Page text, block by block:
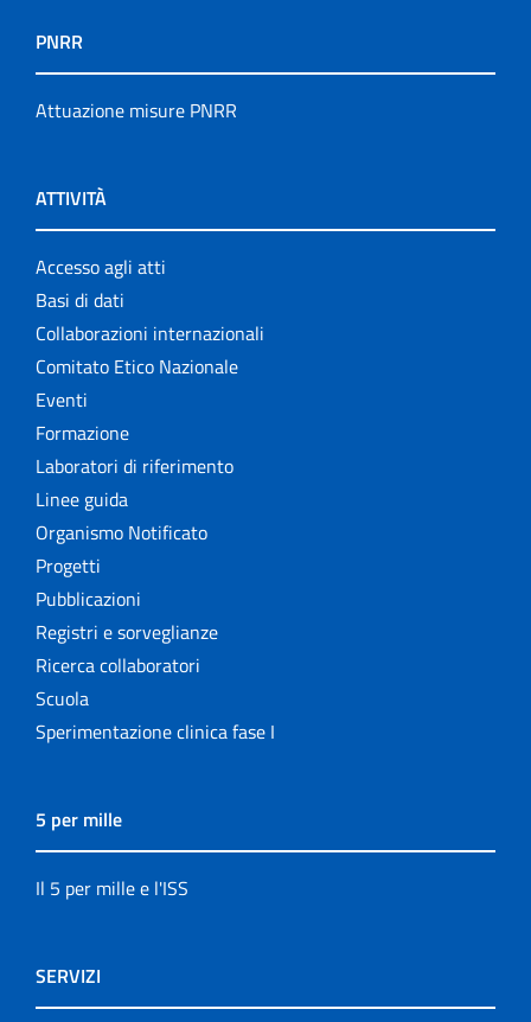
PNRR
Attuazione misure PNRR
ATTIVITÀ
Accesso agli atti
Basi di dati
Collaborazioni internazionali
Comitato Etico Nazionale
Eventi
Formazione
Laboratori di riferimento
Linee guida
Organismo Notificato
Progetti
Pubblicazioni
Registri e sorveglianze
Ricerca collaboratori
Scuola
Sperimentazione clinica fase I
5 per mille
Il 5 per mille e l'ISS
SERVIZI